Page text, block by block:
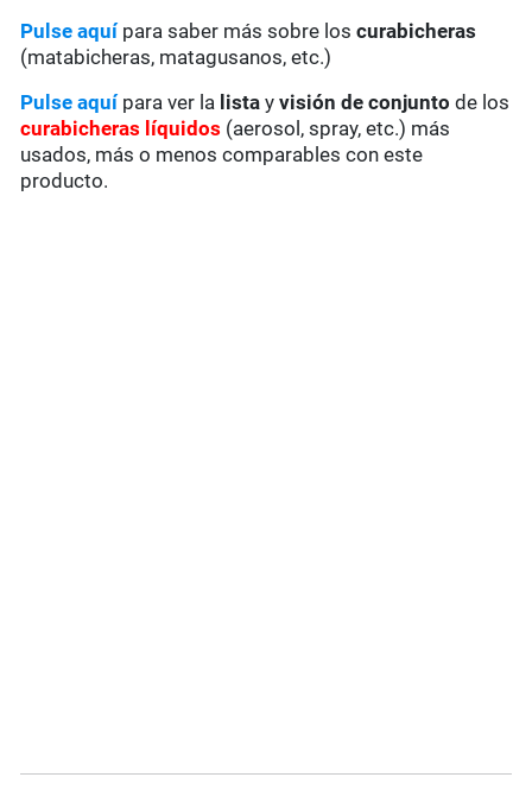
Pulse aquípara saber más sobre loscurabicheras
(matabicheras, matagusanos, etc.)
Pulse aquí para ver la lista yvisión de conjunto de los
curabicheras líquidos (aerosol, spray, etc.) más
usados, más o menos comparables con este
producto.